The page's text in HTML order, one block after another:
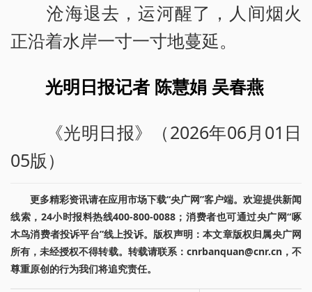
沧海退去，运河醒了，人间烟火
正沿着水岸一寸一寸地蔓延。
光明日报记者 陈慧娟 吴春燕
《光明日报》（2026年06月01日
05版）
更多精彩资讯请在应用市场下载“央广网”客户端。欢迎提供新闻
线索，24小时报料热线400-800-0088；消费者也可通过央广网“啄
木鸟消费者投诉平台”线上投诉。版权声明：本文章版权归属央广网
所有，未经授权不得转载。转载请联系：cnrbanquan@cnr.cn，不
尊重原创的行为我们将追究责任。